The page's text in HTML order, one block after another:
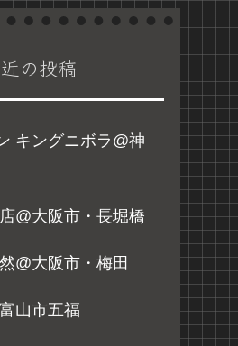
の投稿
キングニボラ@神
@大阪市・長堀橋
@大阪市・梅田
山市五福